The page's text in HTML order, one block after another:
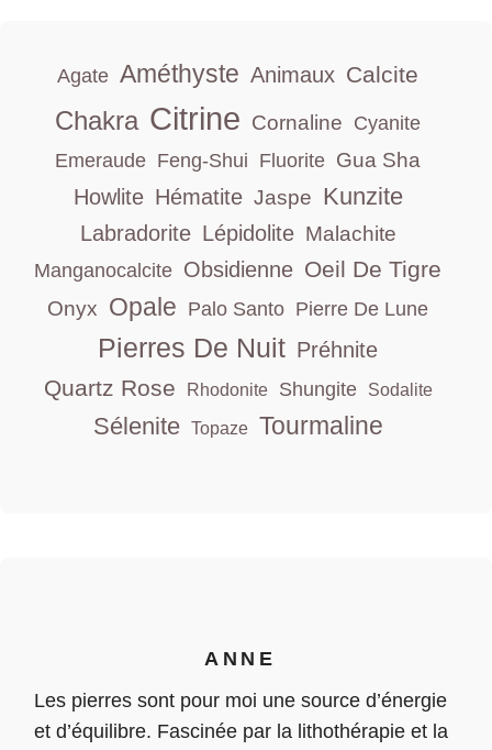
Agate Améthyste Animaux Calcite
Chakra Citrine Cornaline Cyanite
Emeraude Feng-Shui Fluorite Gua Sha
Howlite Hématite Jaspe Kunzite
Labradorite Lépidolite Malachite
Manganocalcite Obsidienne Oeil De Tigre
Onyx Opale Palo Santo Pierre De Lune
Pierres De Nuit Préhnite
Quartz Rose Rhodonite Shungite Sodalite
Sélenite Topaze Tourmaline
ANNE
Les pierres sont pour moi une source d’énergie
et d’équilibre. Fascinée par la lithothérapie et la